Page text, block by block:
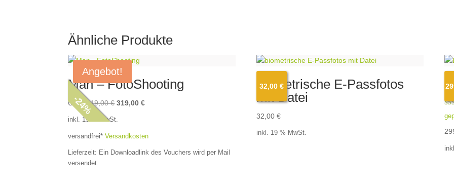
Ähnliche Produkte
Angebot!
-
24%
Man – FotoShooting
UVP: 419,00€ Ursprünglicher
419,00 €
319,00€Aktueller
319,00 €.
inkl. 19 % MwSt.
versandfrei*Versandkosten
Lieferzeit: Ein Downloadlink des Vouchers wird per Mail
versendet.
32,00 €
biometrische E-Passfotos
mit Datei
32,00 €
inkl. 19 % MwSt.